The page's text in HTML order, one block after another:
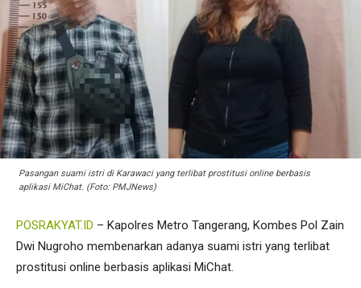
Pasangan suami istri di Karawaci yang terlibat prostitusi online berbasis
aplikasi MiChat. (Foto: PMJNews)
POSRAKYAT.ID – Kapolres Metro Tangerang, Kombes Pol Zain
Dwi Nugroho membenarkan adanya suami istri yang terlibat
prostitusi online berbasis aplikasi MiChat.